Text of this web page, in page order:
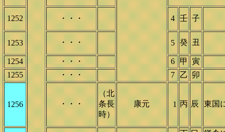
1252 ・・・ 4 壬 子
1253 ・・・ 5 癸 丑
1254 ・・・ 6 甲
寅
1255
・・・ 7 乙 卯
1256 ・・・
（北
条長
時）
康元 1 丙 辰 東国